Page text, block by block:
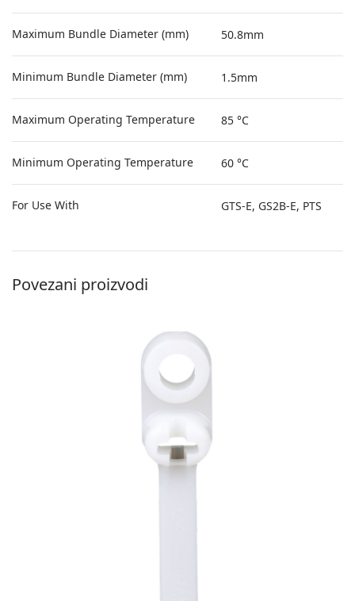
Maximum Bundle Diameter (mm) 50.8mm
Minimum Bundle Diameter (mm) 1.5mm
Maximum Operating Temperature 85 °C
Minimum Operating Temperature 60 °C
For Use With GTS-E, GS2B-E, PTS
Povezani proizvodi